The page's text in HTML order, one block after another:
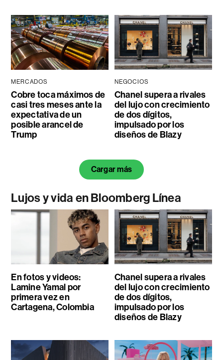
MERCADOS
Cobre toca máximos de
casi tres meses ante la
expectativa de un
posible arancel de
Trump
NEGOCIOS
Chanel supera a rivales
del lujo con crecimiento
de dos dígitos,
impulsado por los
diseños de Blazy
Cargar más
Lujos y vida en Bloomberg Línea
En fotos y videos:
Lamine Yamal por
primera vez en
Cartagena, Colombia
Chanel supera a rivales
del lujo con crecimiento
de dos dígitos,
impulsado por los
diseños de Blazy